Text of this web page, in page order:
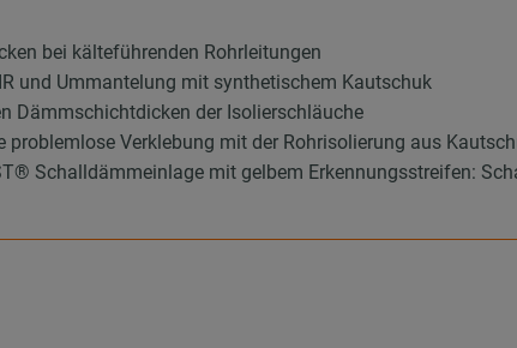
bei kälteführenden Rohrleitungen
und Ummantelung mit synthetischem Kautschuk
Dämmschichtdicken der Isolierschläuche
Verklebung mit der Rohrisolierung aus
Schalldämmeinlage mit gelbem Erkennungsstreifen: